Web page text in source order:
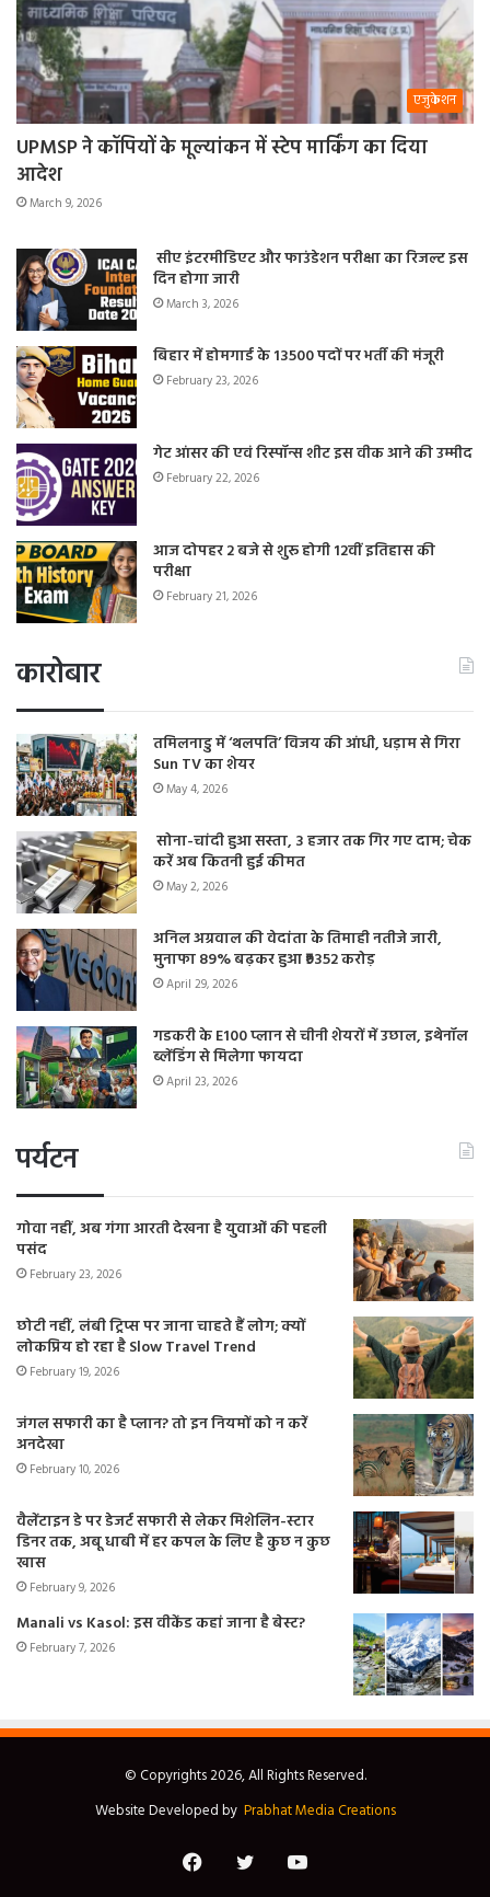
एजुकेशन
UPMSP ने कॉपियों के मूल्यांकन में स्टेप मार्किंग का दिया
आदेश
March 9, 2026
सीए इंटरमीडिएट और फाउंडेशन परीक्षा का रिजल्ट इस
दिन होगा जारी
March 3, 2026
बिहार में होमगार्ड के 13500 पदों पर भर्ती की मंजूरी
February 23, 2026
गेट आंसर की एवं रिस्पॉन्स शीट इस वीक आने की उम्मीद
February 22, 2026
आज दोपहर 2 बजे से शुरू होगी 12वीं इतिहास की
परीक्षा
February 21, 2026
कारोबार
तमिलनाडु में ‘थलपति’ विजय की आंधी, धड़ाम से गिरा
Sun TV का शेयर
May 4, 2026
सोना-चांदी हुआ सस्ता, 3 हजार तक गिर गए दाम; चेक
करें अब कितनी हुई कीमत
May 2, 2026
अनिल अग्रवाल की वेदांता के तिमाही नतीजे जारी,
मुनाफा 89% बढ़कर हुआ ₹9352 करोड़
April 29, 2026
गडकरी के E100 प्लान से चीनी शेयरों में उछाल, इथेनॉल
ब्लेंडिंग से मिलेगा फायदा
April 23, 2026
पर्यटन
गोवा नहीं, अब गंगा आरती देखना है युवाओं की पहली
पसंद
February 23, 2026
छोटी नहीं, लंबी ट्रिप्स पर जाना चाहते हैं लोग; क्यों
लोकप्रिय हो रहा है Slow Travel Trend
February 19, 2026
जंगल सफारी का है प्लान? तो इन नियमों को न करें
अनदेखा
February 10, 2026
वैलेंटाइन डे पर डेजर्ट सफारी से लेकर मिशेलिन-स्टार
डिनर तक, अबू धाबी में हर कपल के लिए है कुछ न कुछ
खास
February 9, 2026
Manali vs Kasol: इस वीकेंड कहां जाना है बेस्ट?
February 7, 2026
© Copyrights 2026, All Rights Reserved.
Website Developed by Prabhat Media Creations
FacebookTwitterYouTube